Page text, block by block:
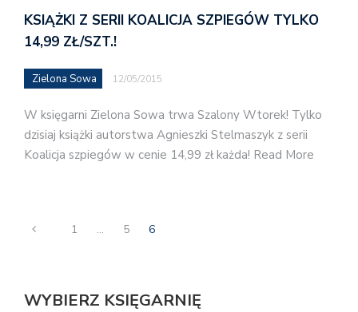
KSIĄŻKI Z SERII KOALICJA SZPIEGÓW TYLKO
14,99 ZŁ/SZT.!
Zielona Sowa 12/05/2015
W księgarni Zielona Sowa trwa Szalony Wtorek! Tylko
dzisiaj książki autorstwa Agnieszki Stelmaszyk z serii
Koalicja szpiegów w cenie 14,99 zł każda! Read More
1 … 5 6
WYBIERZ KSIĘGARNIĘ